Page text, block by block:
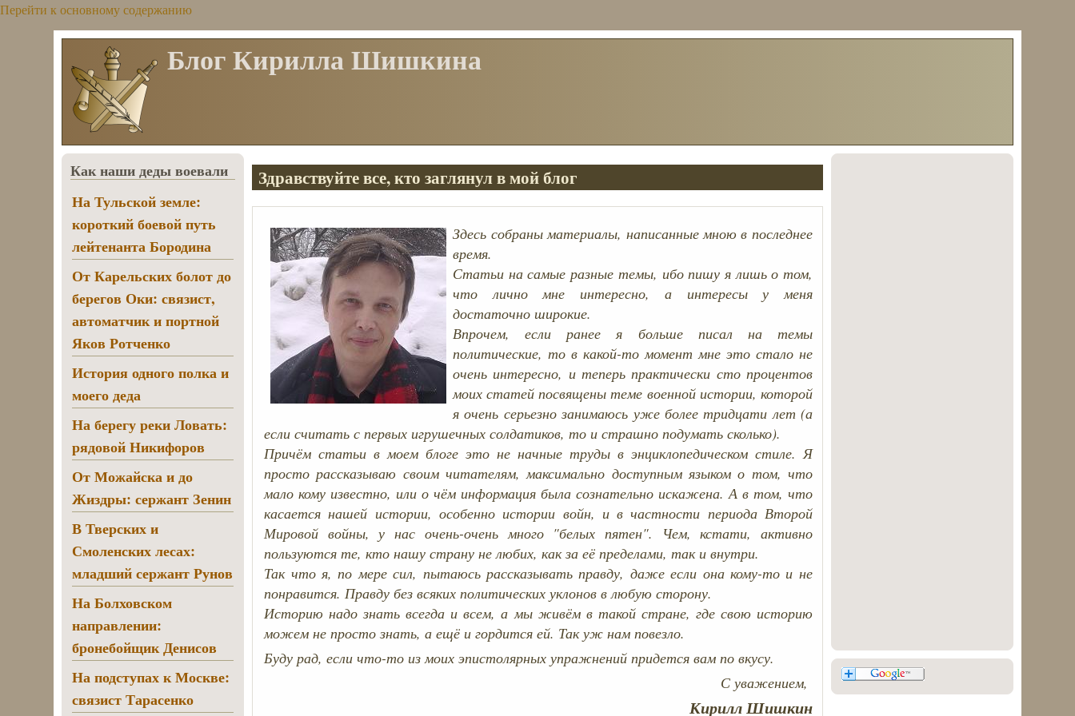
Перейти к основному содержанию
Блог Кирилла Шишкина
Здравствуйте все, кто заглянул в мой блог
Здесь собраны материалы, написанные мною в последнее
время.
Статьи на самые разные темы, ибо пишу я лишь о том,
что лично мне интересно, а интересы у меня
достаточно широкие.
Впрочем, если ранее я больше писал на темы
политические, то в какой-то момент мне это стало не
очень интересно, и теперь практически сто процентов
моих статей посвящены теме военной истории, которой
я очень серьезно занимаюсь уже более тридцати лет (а
если считать с первых игрушечных солдатиков, то и страшно подумать сколько).
Причём статьи в моем блоге это не начные труды в энциклопедическом стиле. Я
просто рассказываю своим читателям, максимально доступным языком о том, что
мало кому известно, или о чём информация была сознательно искажена. А в том, что
касается нашей истории, особенно истории войн, и в частности периода Второй
Мировой войны, у нас очень-очень много "белых пятен". Чем, кстати, активно
пользуются те, кто нашу страну не любих, как за её пределами, так и внутри.
Так что я, по мере сил, пытаюсь рассказывать правду, даже если она кому-то и не
понравится. Правду без всяких политических уклонов в любую сторону.
Историю надо знать всегда и всем, а мы живём в такой стране, где свою историю
можем не просто знать, а ещё и гордится ей. Так уж нам повезло.
Буду рад, если что-то из моих эпистолярных упражнений придется вам по вкусу.
С уважением,
Кирилл Шишкин
Как наши деды воевали
На Тульской земле:
короткий боевой путь
лейтенанта Бородина
От Карельских болот до
берегов Оки: связист,
автоматчик и портной
Яков Ротченко
История одного полка и
моего деда
На берегу реки Ловать:
рядовой Никифоров
От Можайска и до
Жиздры: сержант Зенин
В Тверских и
Смоленских лесах:
младший сержант Рунов
На Болховском
направлении:
бронебойщик Денисов
На подступах к Москве:
связист Тарасенко